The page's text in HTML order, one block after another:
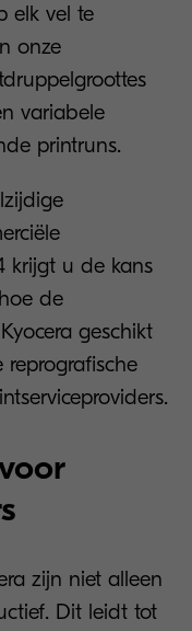
elk vel te
onze
variabele
printruns.
krijgt u de kans
de
geschikt
reprografische
zijn niet alleen
Dit leidt tot